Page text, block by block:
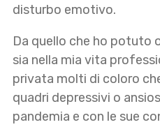
disturbo emotivo.
Da quello che ho potuto
sia nella mia vita
privata molti di coloro
quadri depressivi o
pandemia e con le sue